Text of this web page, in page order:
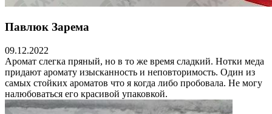
Павлюк Зарема
09.12.2022
Аромат слегка пряный, но в то же время сладкий. Нотки меда
придают аромату изысканность и неповторимость. Один из
самых стойких ароматов что я когда либо пробовала. Не могу
налюбоваться его красивой упаковкой.